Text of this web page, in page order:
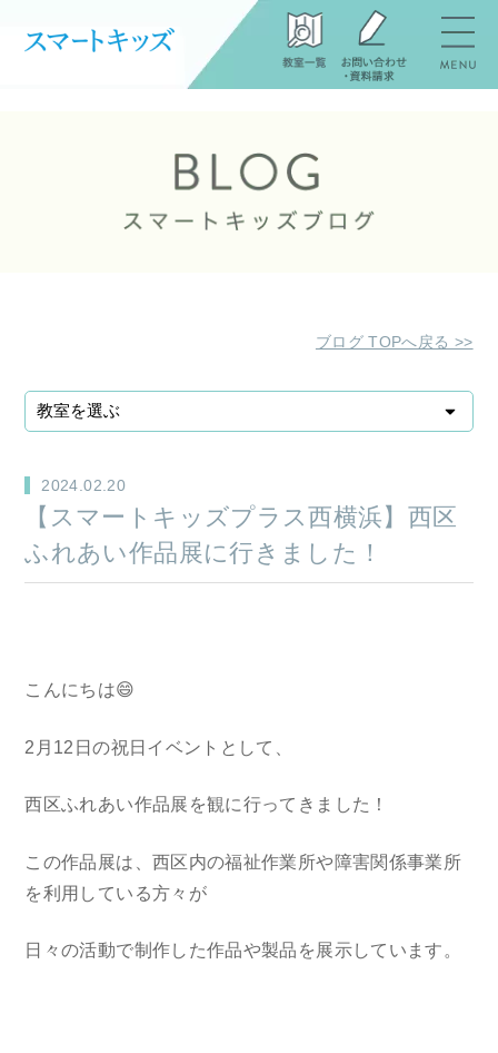
ブログ TOPへ戻る >>
2024.02.20
【スマートキッズプラス西横浜】西区
ふれあい作品展に行きました！
こんにちは😄
2月12日の祝日イベントとして、
西区ふれあい作品展を観に行ってきました！
この作品展は、西区内の福祉作業所や障害関係事業所
を利用している方々が
日々の活動で制作した作品や製品を展示しています。